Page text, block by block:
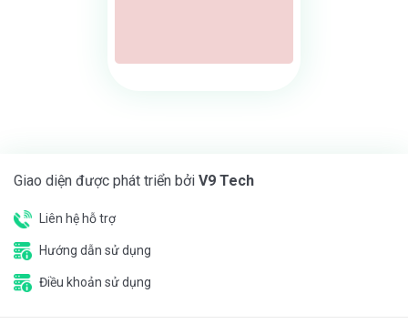
Giao diện được phát triển bởi V9 Tech
Liên hệ hỗ trợ
Hướng dẫn sử dụng
Điều khoản sử dụng